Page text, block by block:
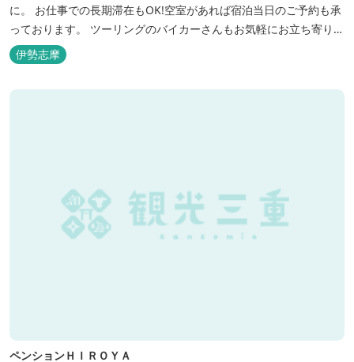
に。 お仕事での長期滞在もOK!空室があれば宿泊当日のご予約も承
っております。 ツーリングのバイカーさんもお気軽にお立ち寄りく
ださい。
伊勢志摩
ペンションＨＩＲＯＹＡ